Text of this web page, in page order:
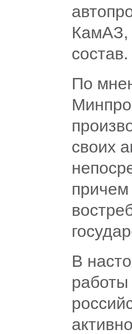
КамАЗ,
состав.
По
своих
причем
В